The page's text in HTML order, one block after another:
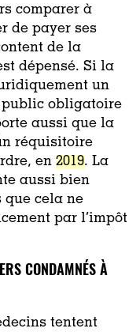
comparer à
de payer ses
de la
dépensé. Si la
un
obligatoire
aussi que la
réquisitoire
en 2019. La
aussi bien
que cela ne
par l’impôt
CONDAMNÉS À
tentent